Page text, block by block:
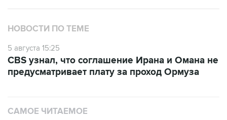
НОВОСТИ ПО ТЕМЕ
5 августа 15:25
CBS узнал, что соглашение Ирана и Омана не
предусматривает плату за проход Ормуза
САМОЕ ЧИТАЕМОЕ